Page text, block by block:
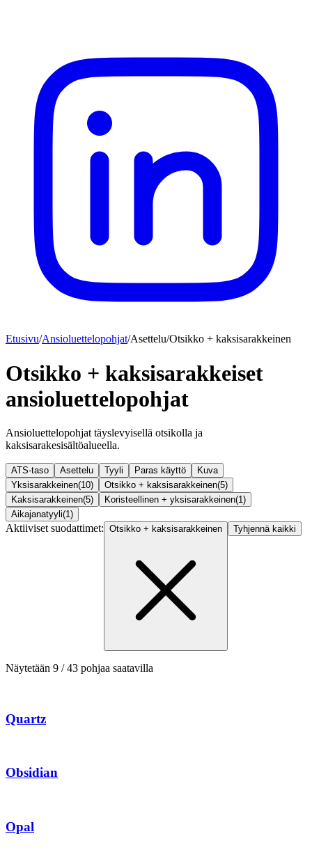
Etusivu/Ansioluettelopohjat/Asettelu/Otsikko + kaksisarakkeinen
Otsikko + kaksisarakkeiset
ansioluettelopohjat
Ansioluettelopohjat täyslevyisellä otsikolla ja
kaksisarakesisältöalueella.
ATS-taso Asettelu Tyyli Paras käyttö
Kuva
Yksisarakkeinen(10) Otsikko + kaksisarakkeinen(5)
Kaksisarakkeinen(5) Koristeellinen + yksisarakkeinen(1)
Aikajanatyyli(1)
Aktiiviset suodattimet: Otsikko + kaksisarakkeinen Tyhjennä kaikki
Näytetään 9 / 43 pohjaa saatavilla
Quartz
Obsidian
Opal